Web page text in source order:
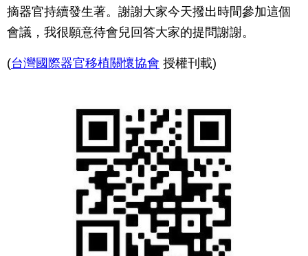
摘器官持續發生著。謝謝大家今天撥出時間參加這個
會議，我很願意待會兒回答大家的提問謝謝。
(台灣國際器官移植關懷協會 授權刊載)